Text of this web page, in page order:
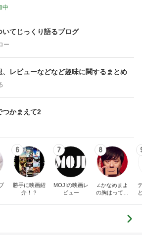
中
いてじっくり語るブログ
ー
、レビューなどなど趣味に関するまとめ
つかまえて2
6
勝手に映画紹
介！？
7
MOJIの映画レ
ビュー
8
∠かなめまよ
の胸はって行